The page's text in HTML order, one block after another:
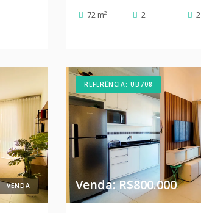
72 m²
2 2
VENDA
REFERÊNCIA: UB708
Venda: R$800.000